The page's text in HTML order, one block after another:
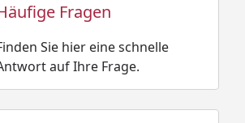
Fragen
Sie hier eine schnelle
auf Ihre Frage.